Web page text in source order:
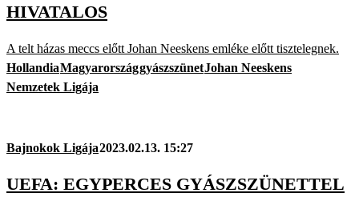
HIVATALOS
A telt házas meccs előtt Johan Neeskens emléke előtt tisztelegnek.
HollandiaMagyarországgyászszünetJohan Neeskens
Nemzetek Ligája
Bajnokok Ligája2023.02.13. 15:27
UEFA: EGYPERCES GYÁSZSZÜNETTEL